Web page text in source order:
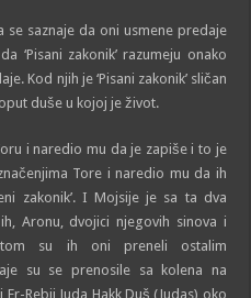
se saznaje da oni usmene predaje
‘Pisani zakonik’ razumeju onako
Kod njih je ‘Pisani zakonik’ sličan
duše u kojoj je život.
i naredio mu da je zapiše i to je
Tore i naredio mu da ih
zakonik’. I Mojsije je sa ta dva
Aronu, dvojici njegovih sinova i
su ih oni preneli ostalim
su se prenosile sa kolena na
Rebij Juda Hakk Duš (Judas) oko